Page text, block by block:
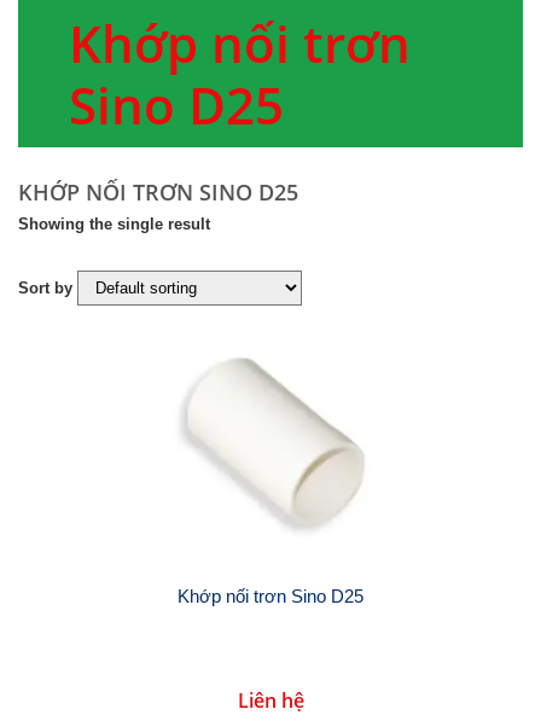
Khớp nối trơn
Sino D25
KHỚP NỐI TRƠN SINO D25
Showing the single result
Sort by
Khớp nối trơn Sino D25
Liên hệ